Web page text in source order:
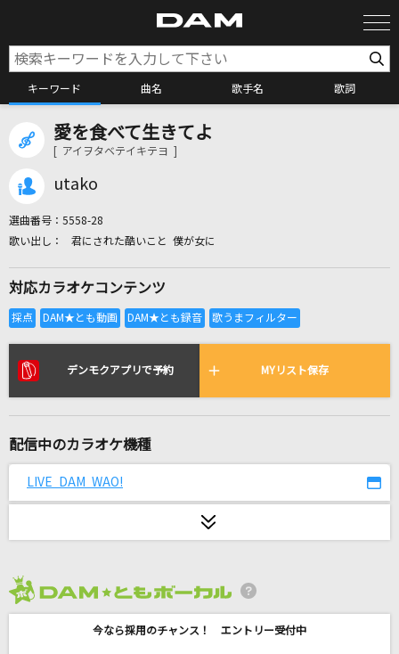
キーワード 曲名 歌手名 歌詞
カラオケ検索
全国りれき
リアルタイムで歌われている曲の一覧
奏(かなで)
川北猿員
愛を食べて生きてよ
[ アイヲタベテイキテヨ ]
utako
選曲番号： 5558-28
君にされた酷いこと 僕が女に
対応カラオケコンテンツ
デンモクアプリで予約 MYリスト保存
配信中のカラオケ機種
LIVE DAM WAO!
今なら採用のチャンス！ エントリー受付中